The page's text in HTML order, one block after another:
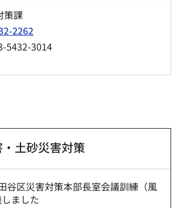
策課
2262
5432-3014
土砂災害対策
谷区災害対策本部長室会議訓練（風
ました